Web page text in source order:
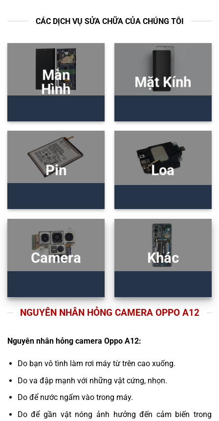
CÁC DỊCH VỤ SỬA CHỮA CỦA CHÚNG TÔI
Màn
Hình
Mặt Kính
Pin Loa
Camera Khác
NGUYÊN NHÂN HỎNG CAMERA OPPO A12
Nguyên nhân hỏng camera Oppo A12:
Do bạn vô tình làm rơi máy từ trên cao xuống.
Do va đập mạnh với những vật cứng, nhọn.
Do để nước ngấm vào trong máy.
Do để gần vật nóng ảnh hưởng đến cảm biến trong